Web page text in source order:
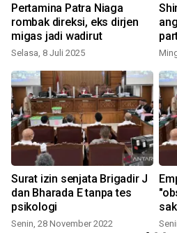
Pertamina Patra Niaga
rombak direksi, eks dirjen
migas jadi wadirut
Selasa, 8 Juli 2025
Surat izin senjata Brigadir J
dan Bharada E tanpa tes
psikologi
Senin, 28 November 2022